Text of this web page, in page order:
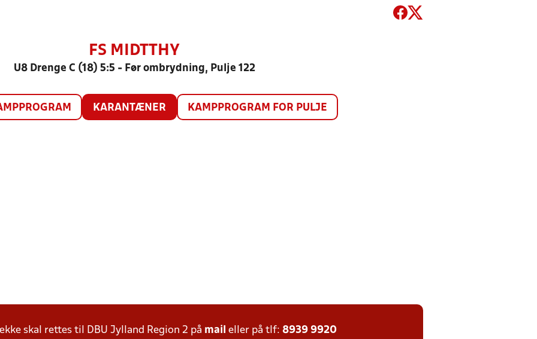
FS MIDTTHY
U8 Drenge C (18) 5:5 - Før ombrydning, Pulje 122
KARANTÆNER KAMPPROGRAM FOR PULJE
skal rettes til DBU Jylland Region 2 på mail eller på tlf: 8939 9920